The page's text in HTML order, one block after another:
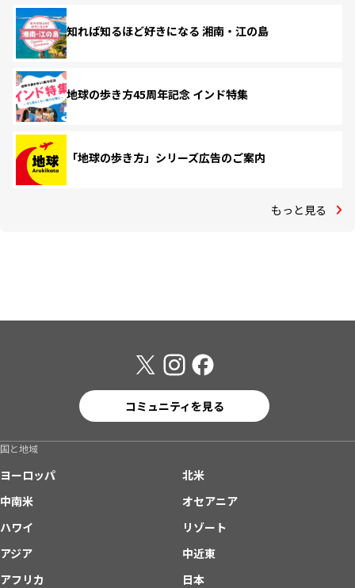
知れば知るほど好きになる 湘南・江の島
地球の歩き方45周年記念 インド特集
「地球の歩き方」シリーズ広告のご案内
もっと見る
コミュニティを見る
国と地域
ヨーロッパ
北米
中南米
オセアニア
ハワイ
リゾート
アジア
中近東
アフリカ
日本